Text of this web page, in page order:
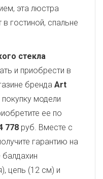
эта люстра
гостиной, спальне
стекла
и приобрести в
бренда Art
модели
ее по
778 руб. Вместе с
гарантию на
цепь (12 см) и